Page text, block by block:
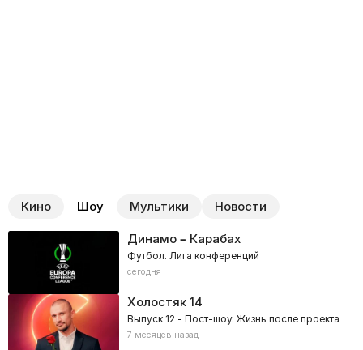
Кино Шоу Мультики Новости
Динамо – Карабах
Футбол. Лига конференций
сегодня
Холостяк14
Выпуск 12 - Пост-шоу. Жизнь после проекта
7 месяцев назад